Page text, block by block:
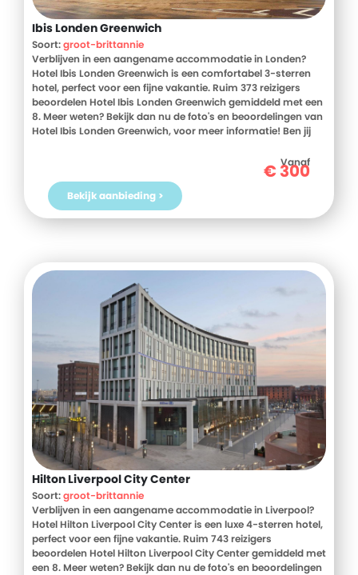
Ibis Londen Greenwich
Soort:groot-brittannie
Verblijven in een aangename accommodatie in Londen?
Hotel Ibis Londen Greenwich is een comfortabel 3-sterren
hotel, perfect voor een fijne vakantie. Ruim 373 reizigers
beoordelen Hotel Ibis Londen Greenwich gemiddeld met een
8. Meer weten? Bekijk dan nu de foto's en beoordelingen van
Hotel Ibis Londen Greenwich, voor meer informatie! Ben jij
jouw vakantie naar Hotel Ibis Londen Greenwich vandaag
Vanaf
€300
Bekijk aanbieding >
Hilton Liverpool City Center
Soort:groot-brittannie
Verblijven in een aangename accommodatie in Liverpool?
Hotel Hilton Liverpool City Center is een luxe 4-sterren hotel,
perfect voor een fijne vakantie. Ruim 743 reizigers
beoordelen Hotel Hilton Liverpool City Center gemiddeld met
een 8. Meer weten? Bekijk dan nu de foto's en beoordelingen